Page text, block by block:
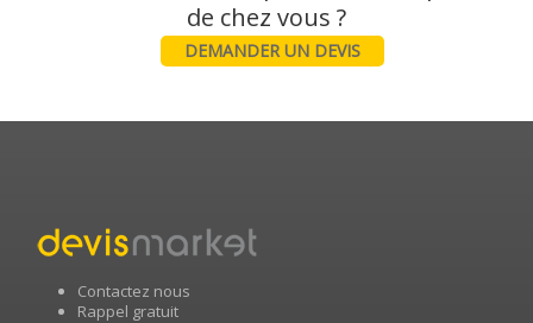
DEMANDER UN DEVIS
Contactez nous
Rappel gratuit